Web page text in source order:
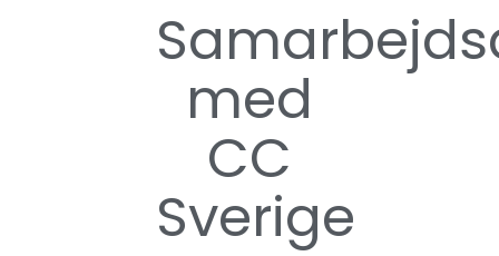
med
CC
Sverige